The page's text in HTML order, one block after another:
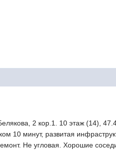
2 кор.1. 10 этаж (14),
10 минут, развитая
Не угловая. Хорошие